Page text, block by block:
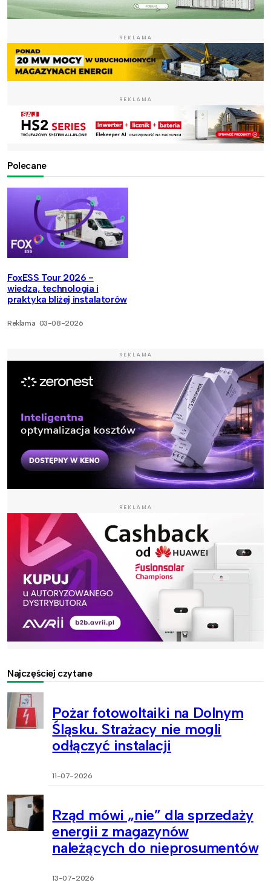
REKLAMA
REKLAMA
Polecane
FoxESS Tour 2026 -
wiedza, technologia i
praktyka bliżej instalatorów
Reklama 03-08-2026
REKLAMA
REKLAMA
Najczęściej czytane
Pożar fotowoltaiki na Dolnym
Śląsku. Strażacy nie mogli
odłączyć instalacji
11-07-2026
Rząd mówi „nie” dla sprzedaży
energii z magazynów
należących do nieprosumentów
13-07-2026